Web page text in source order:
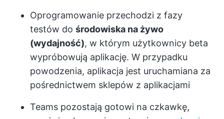
Oprogramowanie przechodzi z fazy
testów do środowiska na żywo
(wydajność), w którym użytkownicy beta
wypróbowują aplikację. W przypadku
powodzenia, aplikacja jest uruchamiana za
pośrednictwem sklepów z aplikacjami
Teams pozostają gotowi na czkawkę,